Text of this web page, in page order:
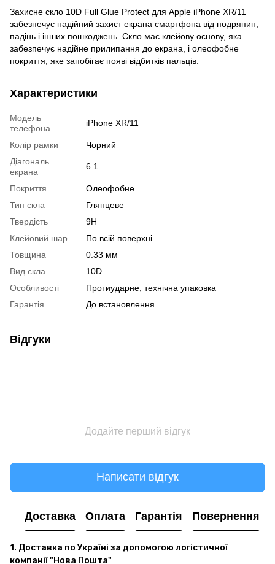
Захисне скло 10D Full Glue Protect для Apple iPhone XR/11
забезпечує надійний захист екрана смартфона від подряпин,
падінь і інших пошкоджень. Скло має клейову основу, яка
забезпечує надійне прилипання до екрана, і олеофобне
покриття, яке запобігає появі відбитків пальців.
Характеристики
Модель
телефона
iPhone XR/11
Колір рамки
Чорний
Діагональ
екрана
6.1
Покриття
Олеофобне
Тип скла
Глянцеве
Твердість
9Н
Клейовий шар
По всій поверхні
Товщина
0.33 мм
Вид скла
10D
Особливості
Протиударне, технічна упаковка
Гарантія
До встановлення
Відгуки
Додайте перший відгук
Написати відгук
Доставка Оплата Гарантія Повернення
1. Доставка по Україні за допомогою логістичної
компанії "Нова Пошта"